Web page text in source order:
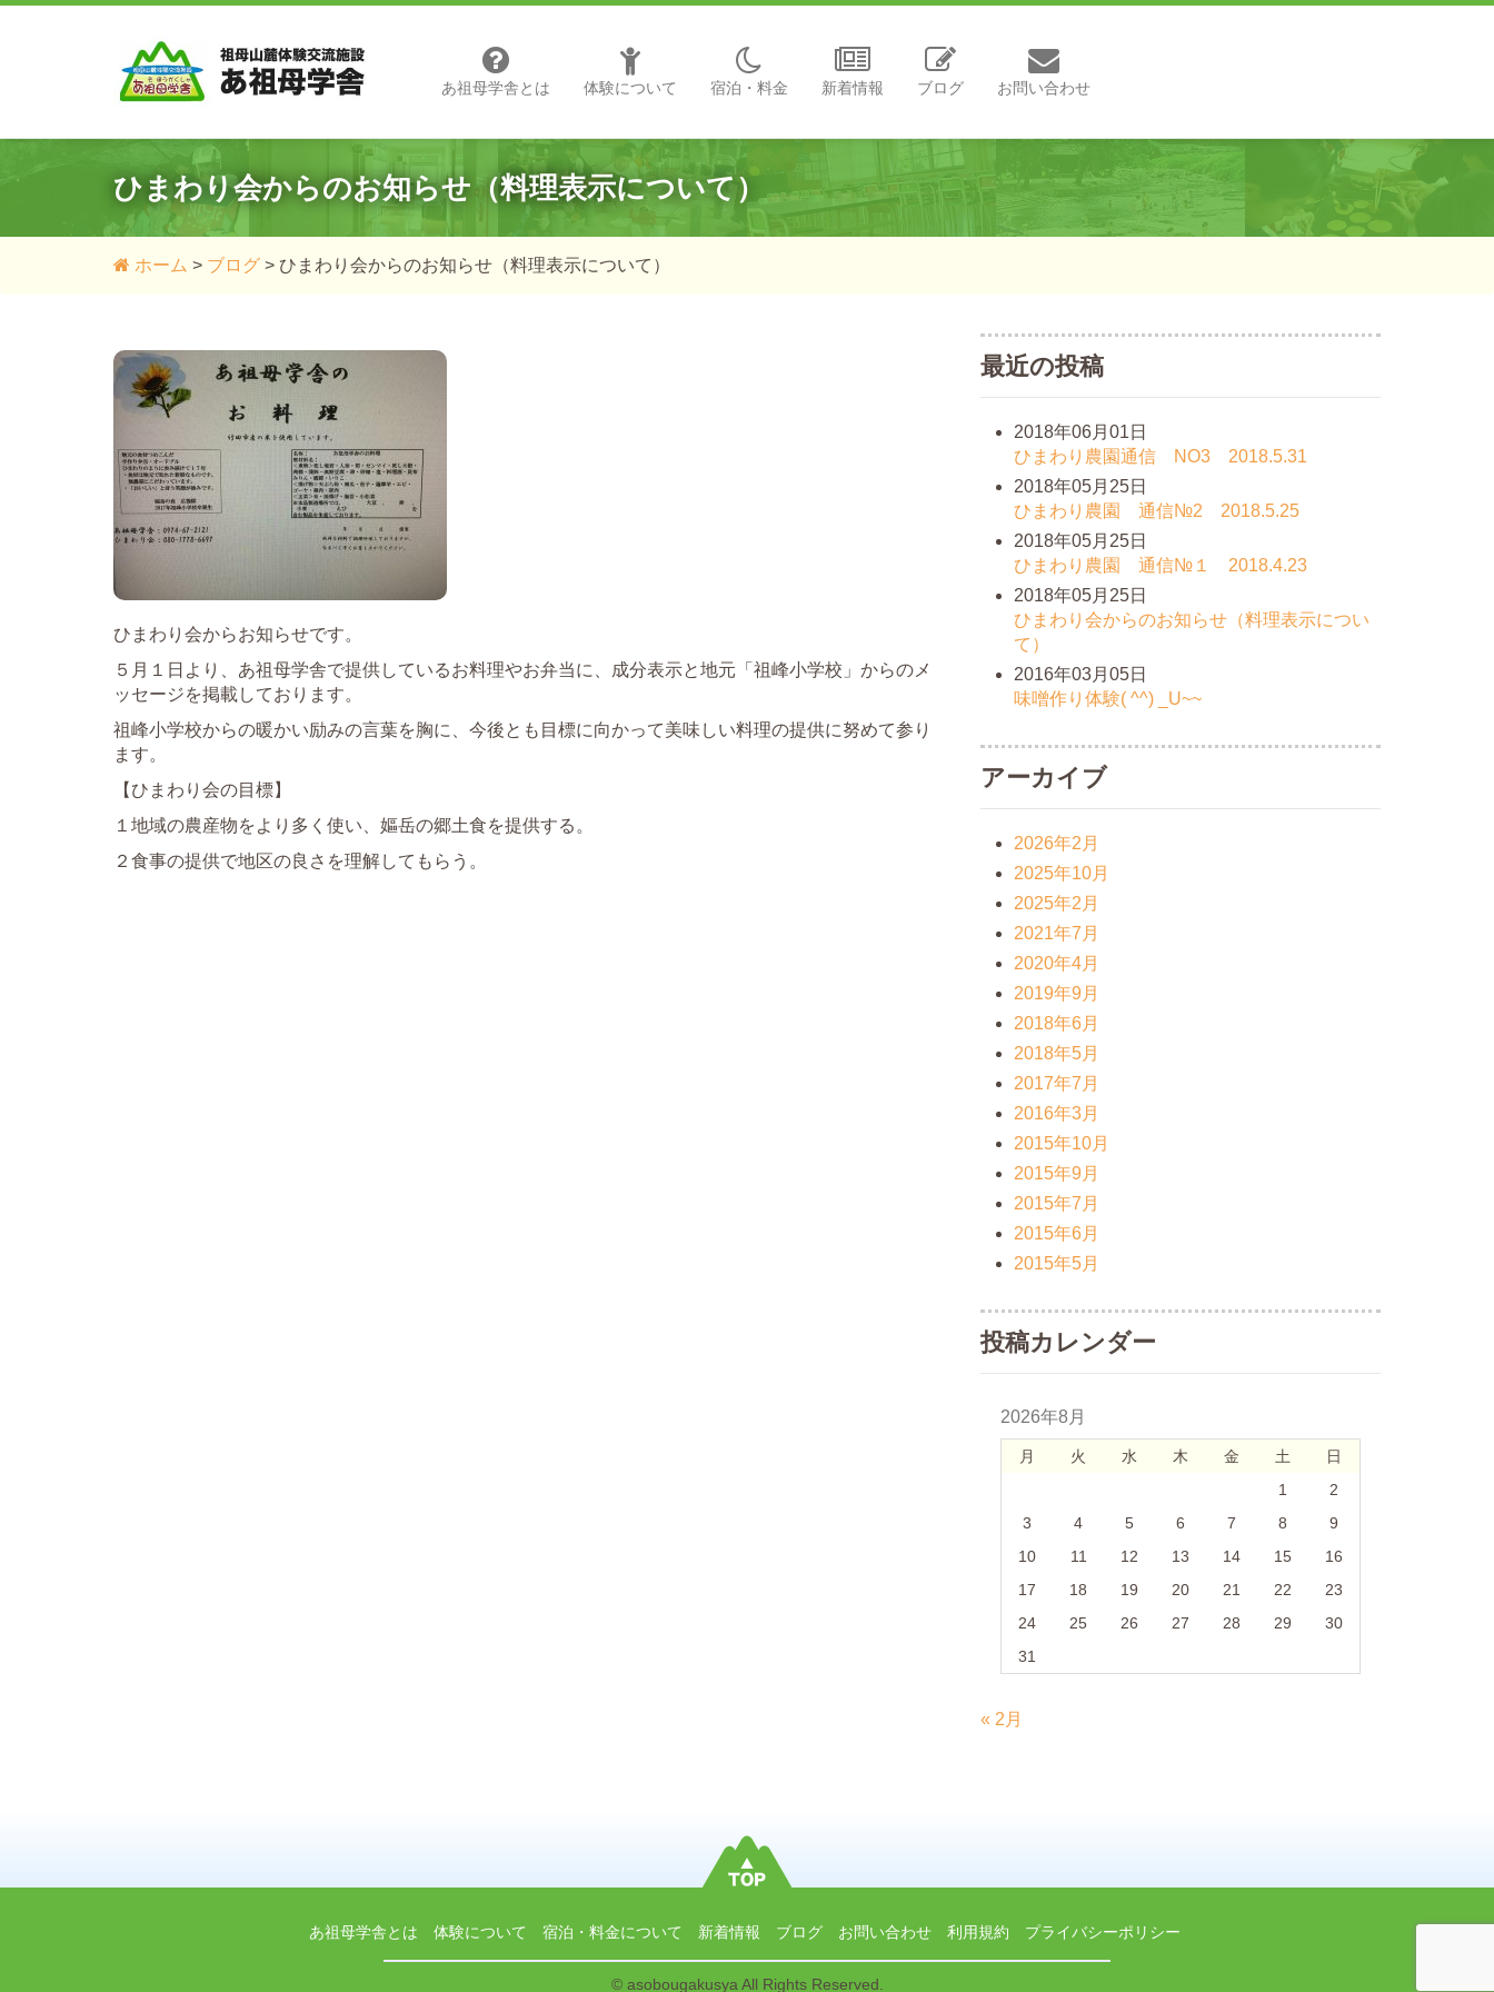
あ祖母学舎とは 体験について 宿泊・料金 新着情報 ブログ お問い合わせ
ひまわり会からのお知らせ（料理表示について）
ホーム > ブログ > ひまわり会からのお知らせ（料理表示について）
ひまわり会からお知らせです。
５月１日より、あ祖母学舎で提供しているお料理やお弁当に、成分表示と地元「祖峰小学校」からのメ
ッセージを掲載しております。
祖峰小学校からの暖かい励みの言葉を胸に、今後とも目標に向かって美味しい料理の提供に努めて参り
ます。
【ひまわり会の目標】
１地域の農産物をより多く使い、嫗岳の郷土食を提供する。
２食事の提供で地区の良さを理解してもらう。
最近の投稿
2018年06月01日
ひまわり農園通信 NO3 2018.5.31
2018年05月25日
ひまわり農園 通信№2 2018.5.25
2018年05月25日
ひまわり農園 通信№１ 2018.4.23
2018年05月25日
ひまわり会からのお知らせ（料理表示につい
て）
2016年03月05日
味噌作り体験( ^^) _U~~
アーカイブ
2026年2月
2025年10月
2025年2月
2021年7月
2020年4月
2019年9月
2018年6月
2018年5月
2017年7月
2016年3月
2015年10月
2015年9月
2015年7月
2015年6月
2015年5月
投稿カレンダー
2026年8月
月 火 水 木 金 土
日
1
2
3
4 5 6 7 8
9
10
11 12 13 14 15
16
17
18 19 20 21 22
23
24
25 26 27 28 29
30
31
« 2月
あ祖母学舎とは 体験について 宿泊・料金について 新着情報 ブログ お問い合わせ 利用規約 プライバシーポリシー
© asobougakusya All Rights Reserved.